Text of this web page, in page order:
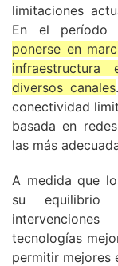
limitaciones
En el período
ponerse en
diversos canales
conectividad
basada en
las más
A medida que
su equilibrio
tecnologías
permitir mejores